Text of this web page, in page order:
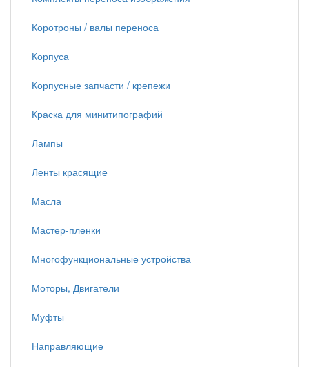
Коротроны / валы переноса
Корпуса
Корпусные запчасти / крепежи
Краска для минитипографий
Лампы
Ленты красящие
Масла
Мастер-пленки
Многофункциональные устройства
Моторы, Двигатели
Муфты
Направляющие